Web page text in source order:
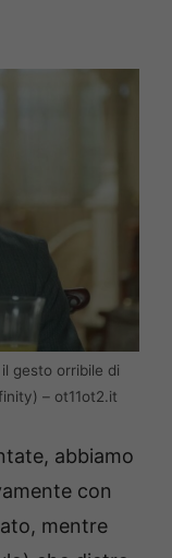
gesto orribile di
– ot11ot2.it
abbiamo
con
mentre